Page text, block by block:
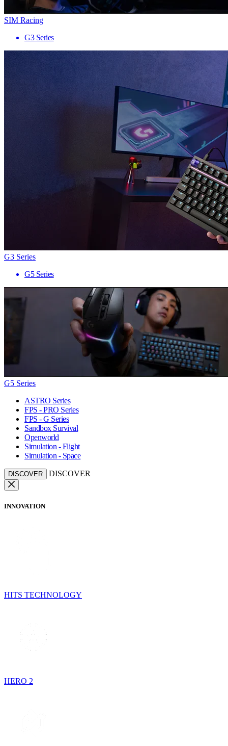
SIM Racing
G3 Series
G3 Series
G5 Series
G5 Series
ASTRO Series
FPS - PRO Series
FPS - G Series
Sandbox Survival
Openworld
Simulation - Flight
Simulation - Space
DISCOVER DISCOVER
INNOVATION
HITS TECHNOLOGY
HERO 2